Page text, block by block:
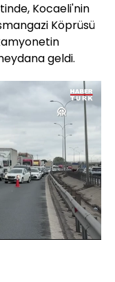
Kocaeli'nin
Köprüsü
geldi.
Oynatma
Hızı